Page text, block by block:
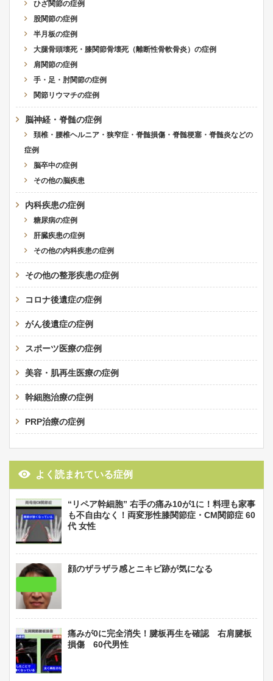
ひざ関節の症例
股関節の症例
半月板の症例
大腿骨頭壊死・膝関節骨壊死（離断性骨軟骨炎）の症例
肩関節の症例
手・足・肘関節の症例
関節リウマチの症例
脳神経・脊髄の症例
頚椎・腰椎ヘルニア・狭窄症・脊髄損傷・脊髄梗塞・脊髄炎などの
症例
脳卒中の症例
その他の脳疾患
内科疾患の症例
糖尿病の症例
肝臓疾患の症例
その他の内科疾患の症例
その他の整形疾患の症例
コロナ後遺症の症例
がん後遺症の症例
スポーツ医療の症例
美容・肌再生医療の症例
幹細胞治療の症例
PRP治療の症例
よく読まれている症例
“リペア幹細胞” 右手の痛み10が1に！料理も家事
も不自由なく！両変形性膝関節症・CM関節症 60
代 女性
顔のザラザラ感とニキビ跡が気になる
痛みが0に完全消失！腱板再生を確認 右肩腱板
損傷 60代男性